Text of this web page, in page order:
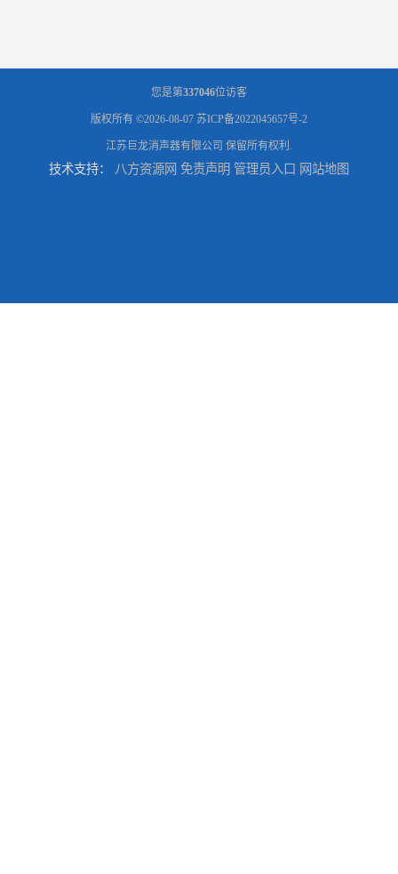
您是第337046位访客
版权所有 ©2026-08-07 苏ICP备2022045657号-2
江苏巨龙消声器有限公司 保留所有权利.
技术支持： 八方资源网 免责声明 管理员入口 网站地图